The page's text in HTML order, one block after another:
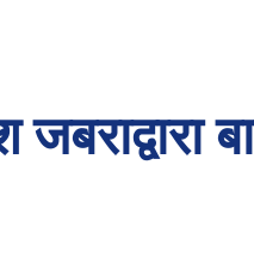
जबराद्वारा